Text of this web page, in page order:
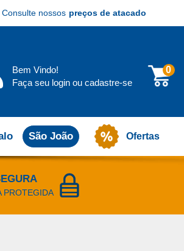
Consulte nossos preços de atacado
Bem Vindo!
Faça seu login ou cadastre-se
0
São João Ofertas
PROTEGIDA